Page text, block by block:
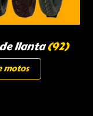
llanta(92)
motos